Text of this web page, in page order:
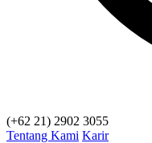
(+62 21) 2902 3055
Tentang Kami Karir